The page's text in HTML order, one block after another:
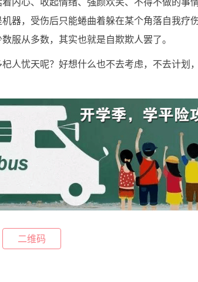
内心、收起情绪、强颜欢笑、不得不做的事
器，受伤后只能蜷曲着躲在某个角落自我疗
服从多数，其实也就是自欺欺人罢了。
人忧天呢？好想什么也不去考虑，不去计划
二维码